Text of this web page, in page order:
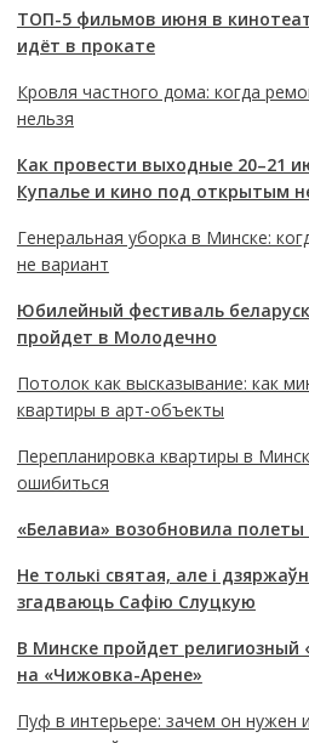
ТОП-5 фильмов июня в
идёт в прокате
Кровля частного дома: когда
нельзя
Как провести выходные 20–21
Купалье и кино под открытым
Генеральная уборка в Минске:
не вариант
Юбилейный фестиваль
пройдет в Молодечно
Потолок как высказывание: как
квартиры в арт-объекты
Перепланировка квартиры в
ошибиться
«Белавиа» возобновила полеты
Не толькі святая, але і
згадваюць Сафію Слуцкую
В Минске пройдет
на «Чижовка-Арене»
Пуф в интерьере: зачем он нужен